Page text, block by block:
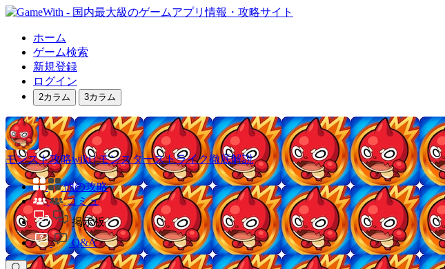
ホーム
ゲーム検索
新規登録
ログイン
2カラム 3カラム
モンスト攻略wiki | モンスターストライク徹底解説
他の攻略
コミュ
掲示板
Q&A